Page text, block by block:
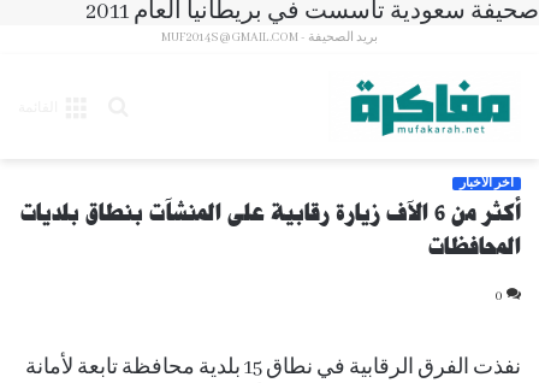
صحيفة سعودية تأسست في بريطانيا العام 2011
بريد الصحيفة - MUF2014S@GMAIL.COM
آخر الأخبار
أكثر من 6 الآف زيارة رقابية على المنشآت بنطاق بلديات
المحافظات
0
نفذت الفرق الرقابية في نطاق 15 بلدية محافظة تابعة لأمانة